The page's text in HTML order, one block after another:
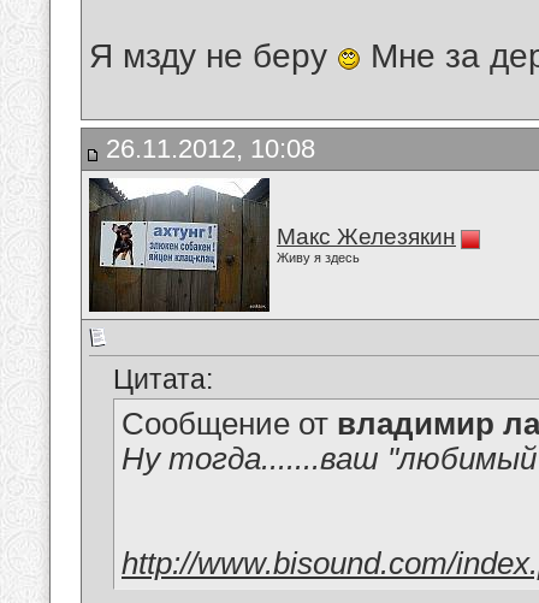
Я мзду не беру Мне за
26.11.2012, 10:08
Макс Железякин
Живу я здесь
Цитата:
Сообщение от владимир
Ну тогда.......ваш
http://www.bisound.com/